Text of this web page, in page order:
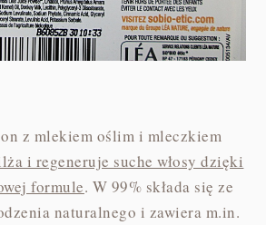
z mlekiem oślim i mleczkiem
i regeneruje suche włosy dzięki
formule. W 99% składa się ze
naturalnego i zawiera m.in.